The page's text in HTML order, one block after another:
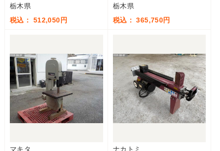
栃木県
税込： 512,050円
栃木県
税込： 365,750円
マキタ
ナカトミ